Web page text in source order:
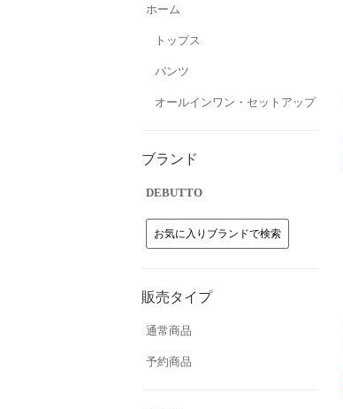
ホーム
トップス
パンツ
オールインワン・セットアップ
ブランド
DEBUTTO
お気に入りブランドで検索
販売タイプ
通常商品
予約商品